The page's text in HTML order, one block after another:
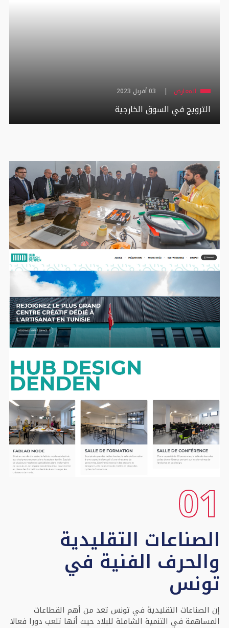
المعارض
الترويج في السوق الخارجية
01
الصناعات التقليدية
والحرف الفنية في
تونس
إن الصناعات التقليدية في تونس تعد من أهم القطاعات
المساهمة في التنمية الشاملة للبلاد حيث أنها تلعب دورا فعالا